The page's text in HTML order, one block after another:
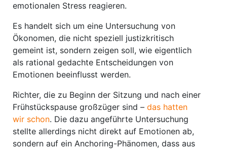
emotionalen Stress reagieren.
Es handelt sich um eine Untersuchung von
Ökonomen, die nicht speziell justizkritisch
gemeint ist, sondern zeigen soll, wie eigentlich
als rational gedachte Entscheidungen von
Emotionen beeinflusst werden.
Richter, die zu Beginn der Sitzung und nach einer
Frühstückspause großzüger sind – das hatten
wir schon. Die dazu angeführte Untersuchung
stellte allerdings nicht direkt auf Emotionen ab,
sondern auf ein Anchoring-Phänomen, dass aus